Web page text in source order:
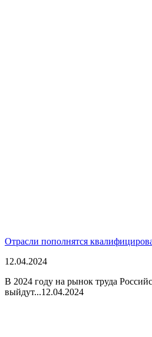
Отрасли пополнятся
12.04.2024
В 2024 году на рынок труда
выйдут...12.04.2024